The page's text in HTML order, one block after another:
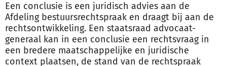
Een conclusie is een juridisch advies aan de
Afdeling bestuursrechtspraak en draagt bij aan de
rechtsontwikkeling. Een staatsraad advocaat-
generaal kan in een conclusie een rechtsvraag in
een bredere maatschappelijke en juridische
context plaatsen, de stand van de rechtspraak